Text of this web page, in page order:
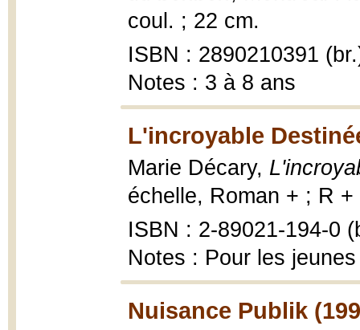
coul. ; 22 cm.
ISBN : 2890210391
Notes : 3 à 8 ans
L'incroyable
Marie Décary,
échelle, Roman + ; R
ISBN : 2-89021-194-0
Notes : Pour les jeunes
Nuisance Publik